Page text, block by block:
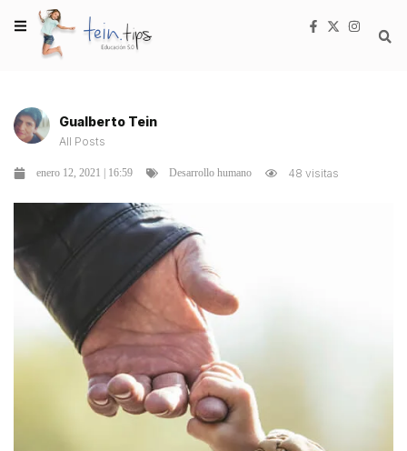
Gualberto Tein
All Posts
enero 12, 2021 | 16:59 Desarrollo humano 48 visitas